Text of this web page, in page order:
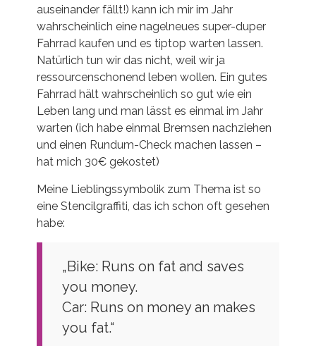
auseinander fällt!) kann ich mir im Jahr
wahrscheinlich eine nagelneues super-duper
Fahrrad kaufen und es tiptop warten lassen.
Natürlich tun wir das nicht, weil wir ja
ressourcenschonend leben wollen. Ein gutes
Fahrrad hält wahrscheinlich so gut wie ein
Leben lang und man lässt es einmal im Jahr
warten (ich habe einmal Bremsen nachziehen
und einen Rundum-Check machen lassen –
hat mich 30€ gekostet)
Meine Lieblingssymbolik zum Thema ist so
eine Stencilgraffiti, das ich schon oft gesehen
habe:
„Bike: Runs on fat and saves
you money.
Car: Runs on money an makes
you fat.“